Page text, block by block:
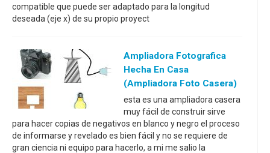
compatible que puede ser adaptado para la longitud
deseada (eje x) de su propio proyect
Ampliadora Fotografica
Hecha En Casa
(ampliadora Foto Casera)
esta es una ampliadora casera
muy fácil de construir sirve
para hacer copias de negativos en blanco y negro el proceso
de informarse y revelado es bien fácil y no se requiere de
gran ciencia ni equipo para hacerlo, a mi me salio la